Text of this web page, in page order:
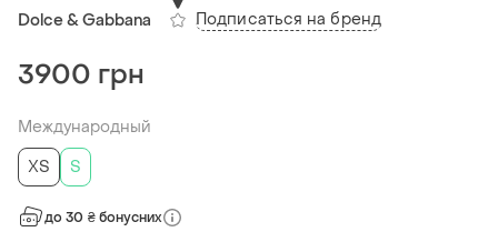
Dolce & Gabbana Подписаться на бренд
3900 грн
Международный
ХS
S
до 30 ₴ бонусних